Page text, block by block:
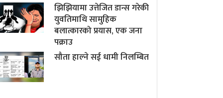
झिझियामा उत्तेजित डान्स गरेकी
युवतिमाथि सामुहिक
बलात्कारको प्रयास, एक जना
पक्राउ
सौता हाल्ने सई धामी निलम्बित